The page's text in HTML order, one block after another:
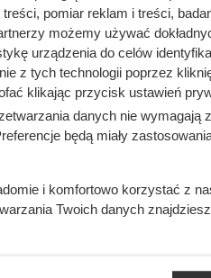
jej poziomem cukru i apetytem
pomiar reklam i treści,
możemy używać
urządzenia do celów
z tych technologii poprzez
klikając przycisk ustawień
danych nie wymagają
będą miały
i komfortowo korzystać z
Twoich danych